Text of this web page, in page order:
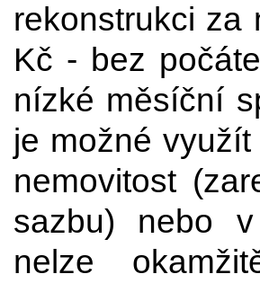
rekonstrukci za
Kč - bez
nízké měsíční
je možné
nemovitost
sazbu) nebo
nelze